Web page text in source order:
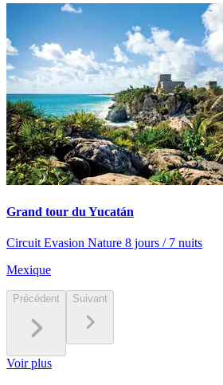
Grand tour du Yucatán
Circuit Evasion Nature 8 jours / 7 nuits
Mexique
Précédent Suivant
Voir plus